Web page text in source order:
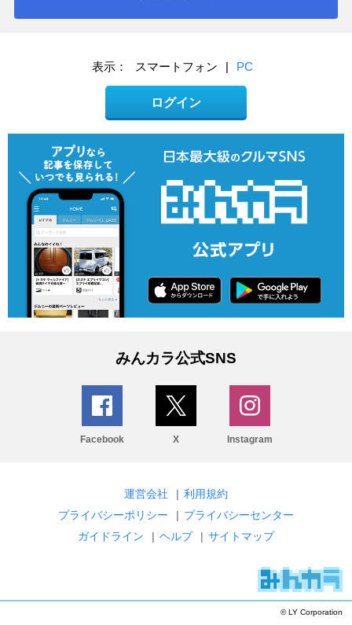
表示： スマートフォン | PC
ログイン
みんカラ公式SNS
Facebook X Instagram
運営会社 | 利用規約
プライバシーポリシー
| プライバシーセンター
ガイドライン
| ヘルプ | サイトマップ
© LY Corporation